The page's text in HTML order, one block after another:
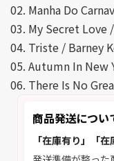
02. Manha Do
03. My Secret Love
04. Triste / Barney
05. Autumn In New
06. There Is No
商品発送につい
「在庫有り」「